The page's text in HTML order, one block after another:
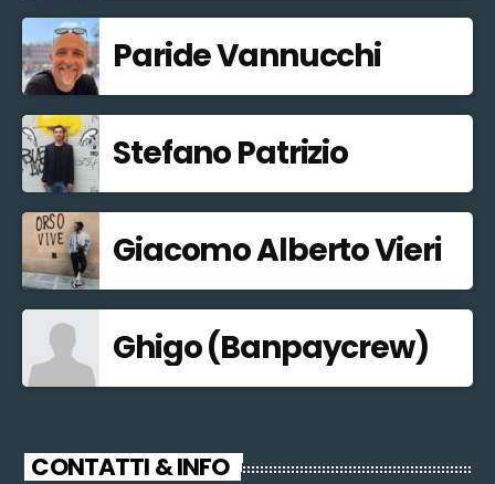
Paride Vannucchi
Stefano Patrizio
Giacomo Alberto Vieri
Ghigo (Banpaycrew)
CONTATTI & INFO